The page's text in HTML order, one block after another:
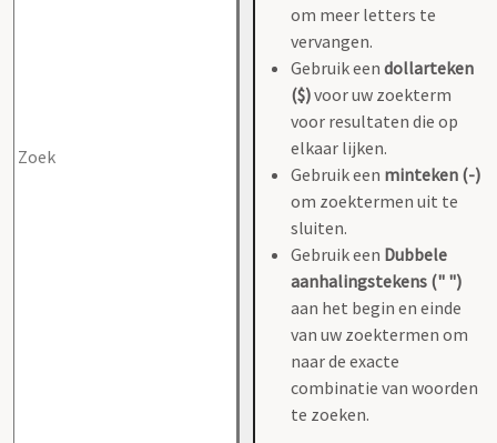
om meer letters te
vervangen.
Gebruik een dollarteken
($)voor uw zoekterm
voor resultaten die op
elkaar lijken.
Gebruik een minteken (-)
om zoektermen uit te
sluiten.
Gebruik een Dubbele
aanhalingstekens (" ")
aan het begin en einde
van uw zoektermen om
naar de exacte
combinatie van woorden
te zoeken.